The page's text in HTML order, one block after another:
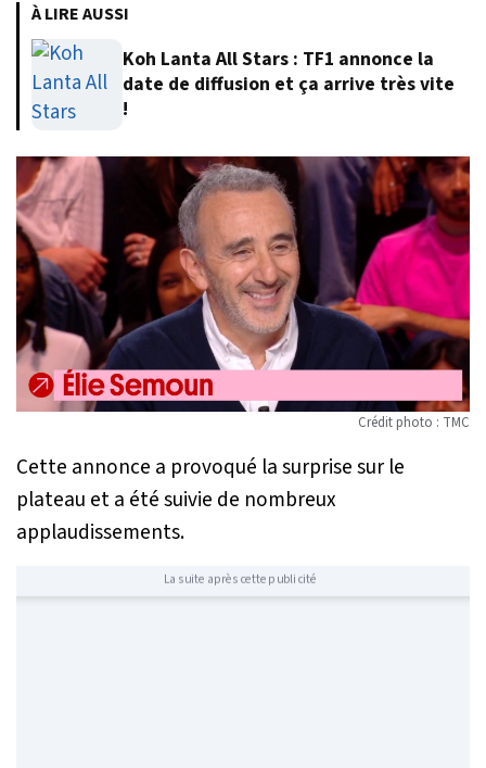
À LIRE AUSSI
Koh Lanta All Stars : TF1 annonce la
date de diffusion et ça arrive très vite
!
Crédit photo : TMC
Cette annonce a provoqué la surprise sur le
plateau et a été suivie de nombreux
applaudissements.
La suite après cette publicité